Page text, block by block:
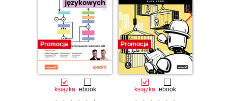
Promocja
książka ebook
Promocja
książka ebook